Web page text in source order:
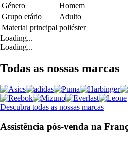
Género
Homem
Grupo etário
Adulto
Material principal poliéster
Loading...
Loading...
Todas as nossas marcas
Descubra todas as nossas marcas
Assistência pós-venda na